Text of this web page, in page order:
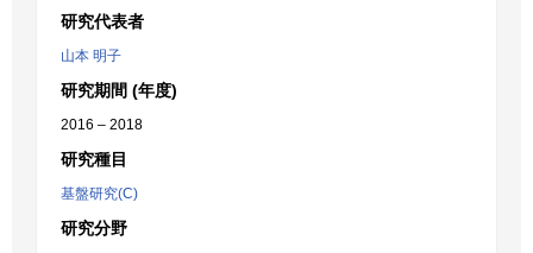
研究代表者
山本 明子
研究期間 (年度)
2016 – 2018
研究種目
基盤研究(C)
研究分野